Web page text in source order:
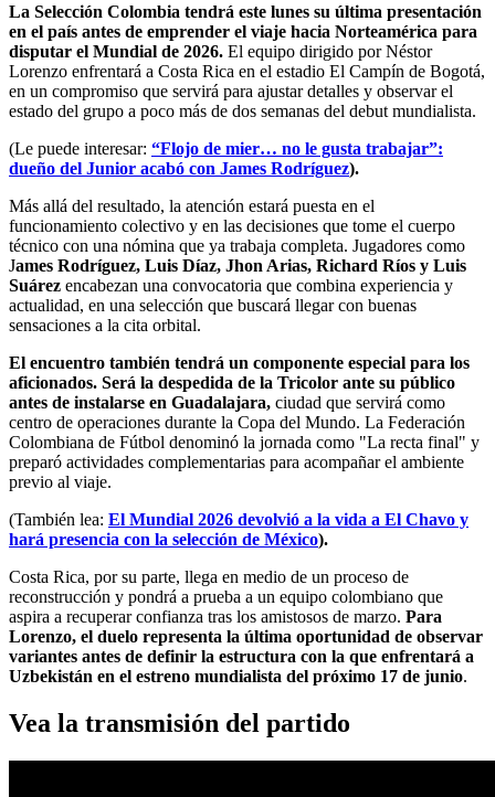
La Selección Colombia tendrá este lunes su última presentación
en el país antes de emprender el viaje hacia Norteamérica para
disputar el Mundial de 2026. El equipo dirigido por Néstor
Lorenzo enfrentará a Costa Rica en el estadio El Campín de Bogotá,
en un compromiso que servirá para ajustar detalles y observar el
estado del grupo a poco más de dos semanas del debut mundialista.
(Le puede interesar: “Flojo de mier… no le gusta trabajar”:
dueño del Junior acabó con James Rodríguez).
Más allá del resultado, la atención estará puesta en el
funcionamiento colectivo y en las decisiones que tome el cuerpo
técnico con una nómina que ya trabaja completa. Jugadores como
James Rodríguez, Luis Díaz, Jhon Arias, Richard Ríos y Luis
Suárez encabezan una convocatoria que combina experiencia y
actualidad, en una selección que buscará llegar con buenas
sensaciones a la cita orbital.
El encuentro también tendrá un componente especial para los
aficionados. Será la despedida de la Tricolor ante su público
antes de instalarse en Guadalajara, ciudad que servirá como
centro de operaciones durante la Copa del Mundo. La Federación
Colombiana de Fútbol denominó la jornada como "La recta final" y
preparó actividades complementarias para acompañar el ambiente
previo al viaje.
(También lea: El Mundial 2026 devolvió a la vida a El Chavo y
hará presencia con la selección de México).
Costa Rica, por su parte, llega en medio de un proceso de
reconstrucción y pondrá a prueba a un equipo colombiano que
aspira a recuperar confianza tras los amistosos de marzo. Para
Lorenzo, el duelo representa la última oportunidad de observar
variantes antes de definir la estructura con la que enfrentará a
Uzbekistán en el estreno mundialista del próximo 17 de junio.
Vea la transmisión del partido